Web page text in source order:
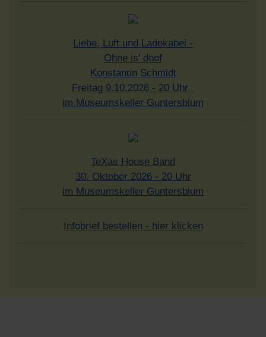
Liebe, Luft und Ladekabel -
Ohne is' doof
Konstantin Schmidt
Freitag 9.10.2026 - 20 Uhr
im Museumskeller Guntersblum
TeXas House Band
30. Oktober 2026 - 20 Uhr
im Museumskeller Guntersblum
Infobrief bestellen - hier klicken